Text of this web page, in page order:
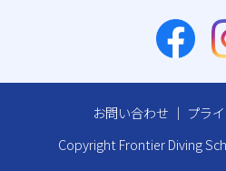
お問い合わせ ｜ プラ
Copyright Frontier Diving